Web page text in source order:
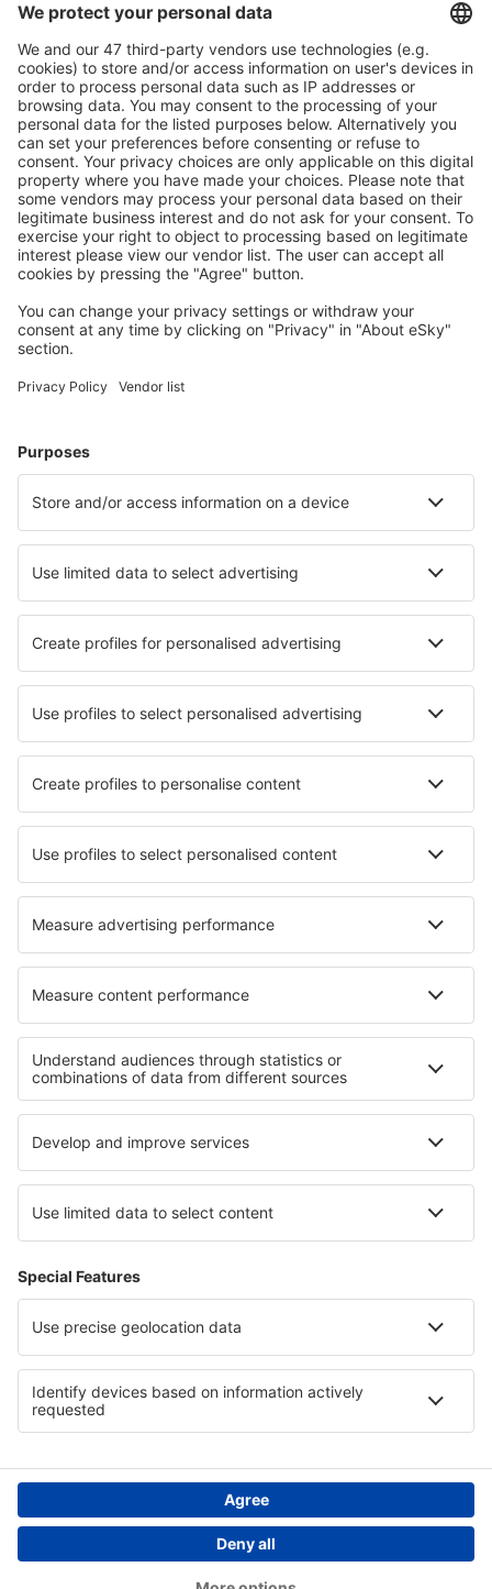
Caută rapid şi uşor
Ofertă adaptată aşteptărilor tale.
Planifică ȋn siguranţă
Rezervare fără griji cu opțiune gratuită de anulare.
Economiseşte mai mult
Prețuri atractive și oferte speciale pentru utilizatorii
conectați.
Cazarea preferată
Cele mai căutate cazări de către utilizatorii eSky
Cazare în Japonia - Orașe populare
Cazare în Osaka Cazare în Fukuoka Cazare în Tokyo
Cazare în Zao Cazare în Azumino Cazare în Awaji
Cazare în Fukushima
Cele mai bune locuri de cazare - orașe
Cazare în Pinecrest Cazare în Graberje Ivanićko
Cazare în Jouarre Cazare în Saint Julien En Genevois
Cazare în Ko Si Chang Cazare în Rodengo Saiano
Cazare în Castellbisbal Cazare în Arjuzanx
Cele mai bune locuri de cazare - regiuni
Cazare pe Insula Okinawa
Cazare in Iàmbol Cazare in Lublin